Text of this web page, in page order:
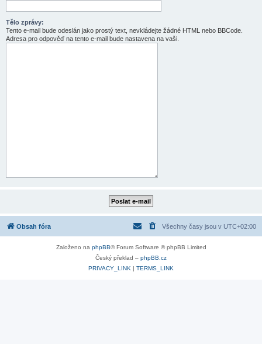
Tělo zprávy:
Tento e-mail bude odeslán jako prostý text, nevkládejte žádné HTML nebo BBCode.
Adresa pro odpověď na tento e-mail bude nastavena na vaši.
Obsah fóra Všechny časy jsou v UTC+02:00
Založeno na phpBB® Forum Software © phpBB Limited
Český překlad – phpBB.cz
PRIVACY_LINK | TERMS_LINK